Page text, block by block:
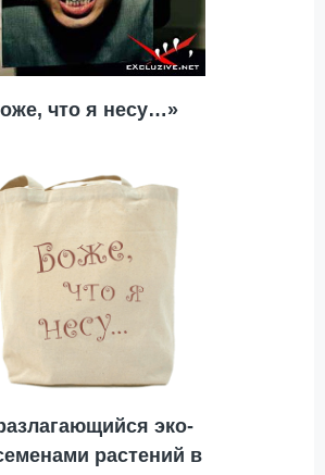
что я несу…»
эко-
растений в